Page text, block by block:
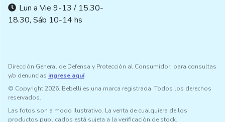
Lun a Vie 9-13 / 15.30-
18.30, Sáb 10-14 hs
Dirección General de Defensa y Protección al Consumidor, para consultas
y/o denuncias ingrese aquí
© Copyright 2026. Bebelli es una marca registrada. Todos los derechos
reservados.
Las fotos son a modo ilustrativo. La venta de cualquiera de los
productos publicados está sujeta a la verificación de stock.